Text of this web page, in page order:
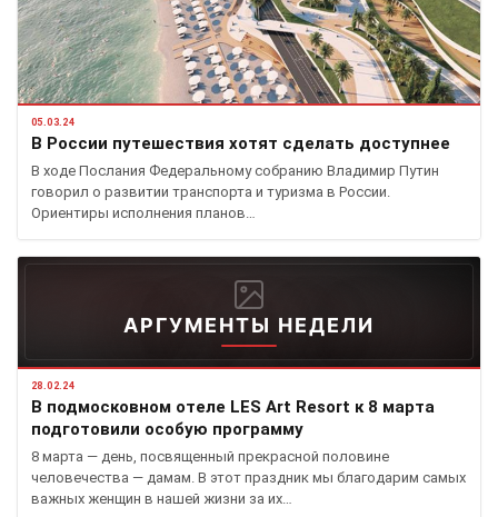
05.03.24
В России путешествия хотят сделать доступнее
В ходе Послания Федеральному собранию Владимир Путин
говорил о развитии транспорта и туризма в России.
Ориентиры исполнения планов…
АРГУМЕНТЫ НЕДЕЛИ
28.02.24
В подмосковном отеле LES Art Resort к 8 марта
подготовили особую программу
8 марта — день, посвященный прекрасной половине
человечества — дамам. В этот праздник мы благодарим самых
важных женщин в нашей жизни за их…